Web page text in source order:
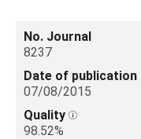
No. Journal
8237
Date of publication
07/08/2015
Quality
98.52%